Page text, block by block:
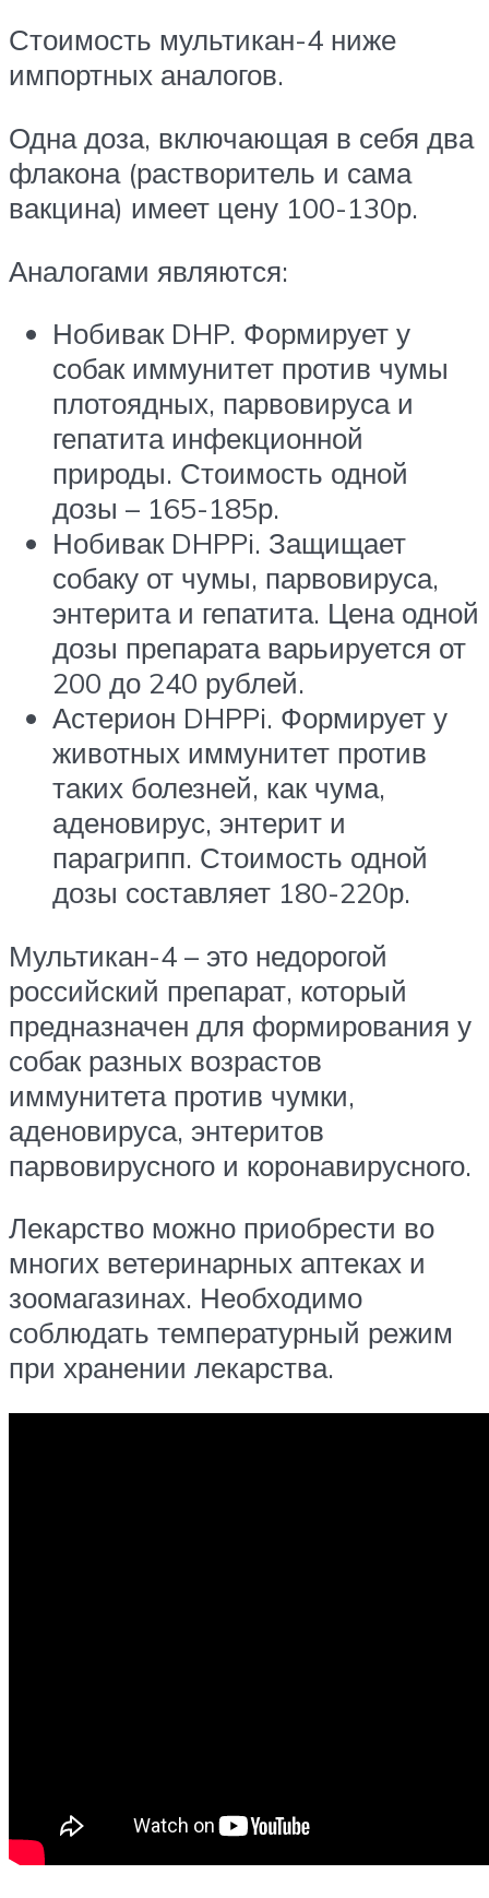
Стоимость мультикан-4 ниже
импортных аналогов.
Одна доза, включающая в себя два
флакона (растворитель и сама
вакцина) имеет цену 100-130р.
Аналогами являются:
Нобивак DHP. Формирует у
собак иммунитет против чумы
плотоядных, парвовируса и
гепатита инфекционной
природы. Стоимость одной
дозы – 165-185р.
Нобивак DHPPi. Защищает
собаку от чумы, парвовируса,
энтерита и гепатита. Цена одной
дозы препарата варьируется от
200 до 240 рублей.
Астерион DHPPi. Формирует у
животных иммунитет против
таких болезней, как чума,
аденовирус, энтерит и
парагрипп. Стоимость одной
дозы составляет 180-220р.
Мультикан-4 – это недорогой
российский препарат, который
предназначен для формирования у
собак разных возрастов
иммунитета против чумки,
аденовируса, энтеритов
парвовирусного и коронавирусного.
Лекарство можно приобрести во
многих ветеринарных аптеках и
зоомагазинах. Необходимо
соблюдать температурный режим
при хранении лекарства.